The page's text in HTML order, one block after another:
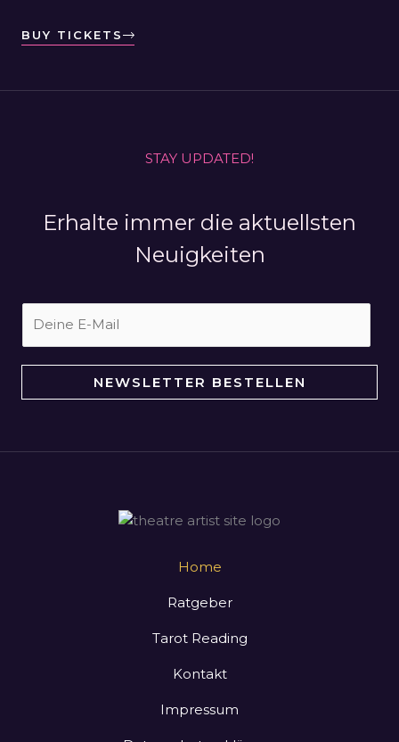
BUY TICKETS
STAY UPDATED!
Erhalte immer die aktuellsten
Neuigkeiten
e
NEWSLETTER BESTELLEN
Home
Ratgeber
Tarot Reading
Kontakt
Impressum